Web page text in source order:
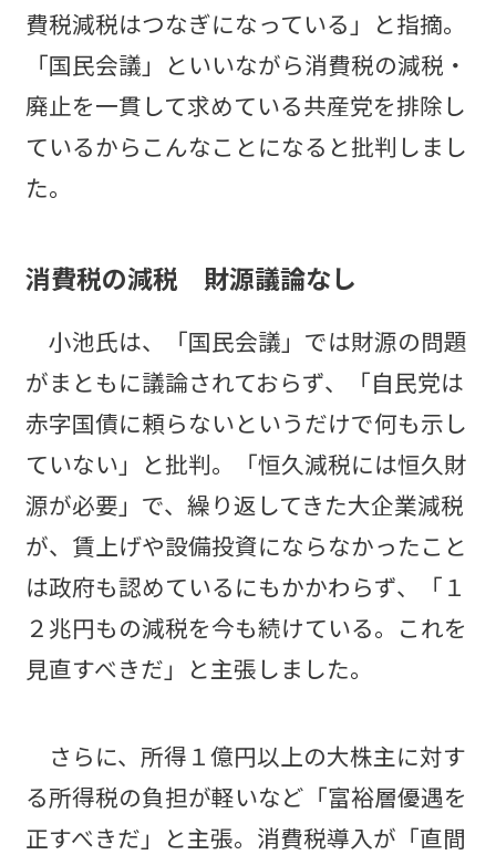
費税減税はつなぎになっている」と指摘。
「国民会議」といいながら消費税の減税・
廃止を一貫して求めている共産党を排除し
ているからこんなことになると批判しまし
た。
消費税の減税 財源議論なし
小池氏は、「国民会議」では財源の問題
がまともに議論されておらず、「自民党は
赤字国債に頼らないというだけで何も示し
ていない」と批判。「恒久減税には恒久財
源が必要」で、繰り返してきた大企業減税
が、賃上げや設備投資にならなかったこと
は政府も認めているにもかかわらず、「１
２兆円もの減税を今も続けている。これを
見直すべきだ」と主張しました。
さらに、所得１億円以上の大株主に対す
る所得税の負担が軽いなど「富裕層優遇を
正すべきだ」と主張。消費税導入が「直間